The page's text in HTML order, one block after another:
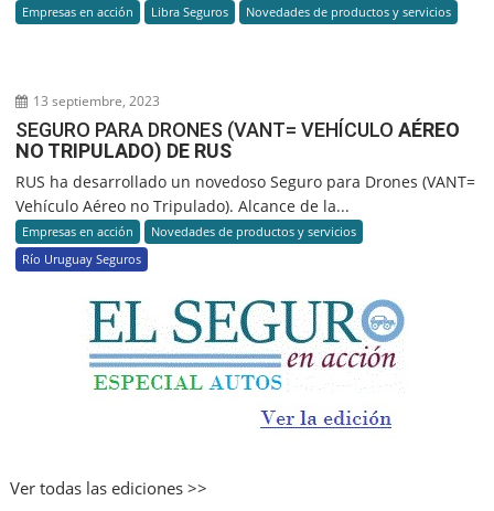
Empresas en acción Libra Seguros Novedades de productos y servicios
13 septiembre, 2023
SEGURO PARA DRONES (VANT= VEHÍCULOAÉREO
NO TRIPULADO) DE RUS
RUS ha desarrollado un novedoso Seguro para Drones (VANT=
Vehículo Aéreo no Tripulado). Alcance de la...
Empresas en acción
Novedades de productos y servicios
Río Uruguay Seguros
Ver todas las ediciones >>